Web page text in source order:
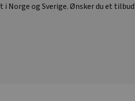
og Sverige. Ønsker du et